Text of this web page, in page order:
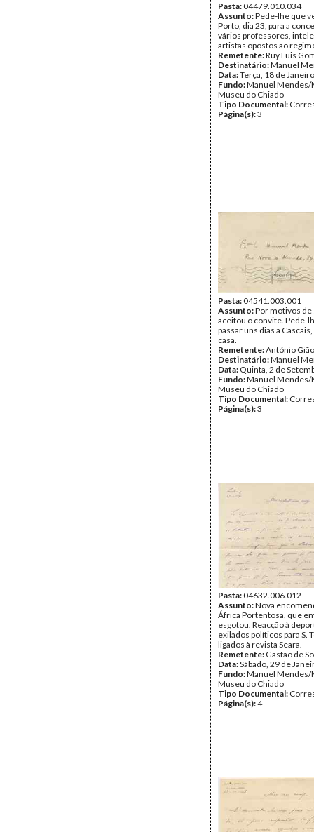
Pasta:04479.010.034
Assunto:Pede-lhe que
Porto, dia 23, para a
vários professores,
artistas opostos ao
Remetente:Ruy Luis
Destinatário:Manuel
Data:Terça, 18 de
Fundo:Manuel Mendes/
Museu do Chiado
Tipo Documental:
Página(s):3
Pasta:04541.003.001
Assunto:Por motivos de
aceitou o convite. Pede-
passar uns dias a
casa.
Remetente:António Gião
Destinatário:Manuel
Data: Quinta, 2 de
Fundo:Manuel Mendes/
Museu do Chiado
Tipo Documental:
Página(s):3
Pasta:04632.006.012
Assunto:Nova
África Portentosa, que
esgotou. Reacção à
exilados políticos para S.
ligados à revista Seara.
Remetente: Gastão de
Data:Sábado, 29 de
Fundo:Manuel Mendes/
Museu do Chiado
Tipo Documental:
Página(s):4